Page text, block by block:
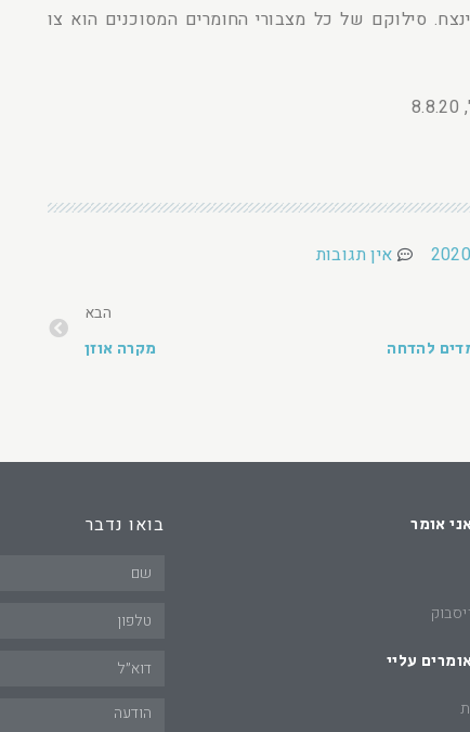
סילוקם של כל מצבורי החומרים המסוכנים הוא צו
אין תגובות
להדחה
הבא
מקרה אוזן
אומר
עליי
בואו נדבר